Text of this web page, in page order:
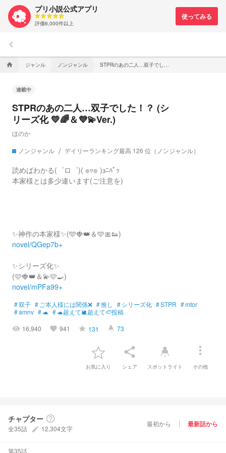
プリ小説公式アプリ
評価6,000件以上
keyboard_arrow_left
home ジャンル ノンジャンル
連載中
STPRのあの二人…双子でした！？ (シ
リーズ化 💛🌈＆💜💫Ver.)
ほのか
ノンジャンル
デイリーランキング最高 126 位（ノンジャンル）
読めばわかる(゜ロ゜)( ๏▿๏ )зﾆﾊﾟｯ
本家様とは多少違います(ご注意を)
✨神作の本家様✨(🩵🍓👑＆🩵🎀👟)
novel/QGep7b+
✨シリーズ化✨
(🩷️🍓👑＆💫🩷️🍳)
novel/mPFa99+
#双子 # ご本人様には関係❌ #推し #シリーズ化 #STPR #mtor
#amnv #🐢 #🐢超えて🐌超えて🦥投稿
visibility 16,940 favorite 941 grade 131 highlight 73
お気に入り
share
シェア
highlight
スポットライト
more_vert
その他
チャプター help_outline
全35話 create 12,304文字
最初から 最新話から
第35話